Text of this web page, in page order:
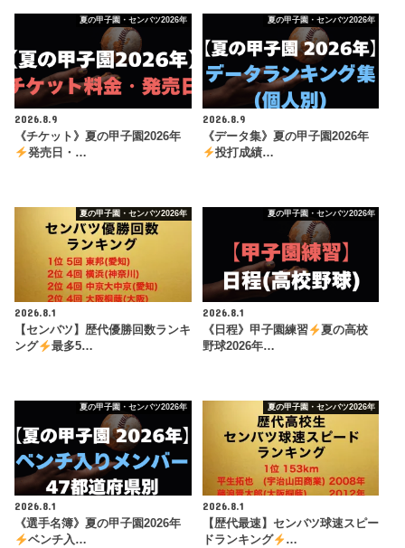
夏の甲子園・センバツ2026年
2026.8.9
《チケット》夏の甲子園2026年
発売日・…
夏の甲子園・センバツ2026年
2026.8.9
《データ集》夏の甲子園2026年
投打成績…
夏の甲子園・センバツ2026年
2026.8.1
【センバツ】歴代優勝回数ランキ
ング
最多5…
夏の甲子園・センバツ2026年
2026.8.1
《日程》甲子園練習
夏の高校
野球2026年…
夏の甲子園・センバツ2026年
2026.8.1
《選手名簿》夏の甲子園2026年
ベンチ入…
夏の甲子園・センバツ2026年
2026.8.1
【歴代最速】センバツ球速スピー
ドランキング
…